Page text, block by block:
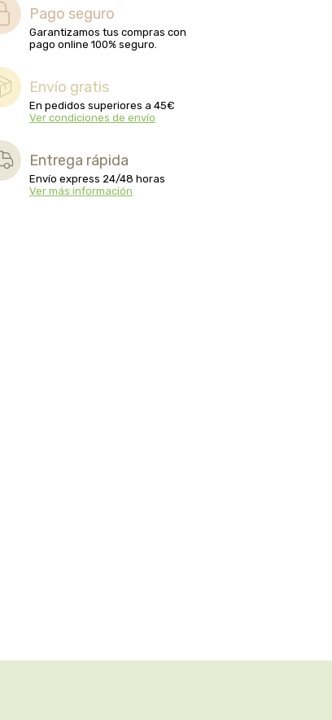
Pago seguro
Garantizamos tus compras con
pago online 100% seguro.
Envío gratis
En pedidos superiores a 45€
Ver condiciones de envío
Entrega rápida
Envío express 24/48 horas
Ver más información